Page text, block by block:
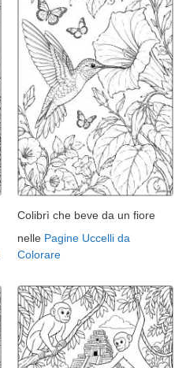
Colibrì che beve da un fiore
nelle Pagine Uccelli da
Colorare